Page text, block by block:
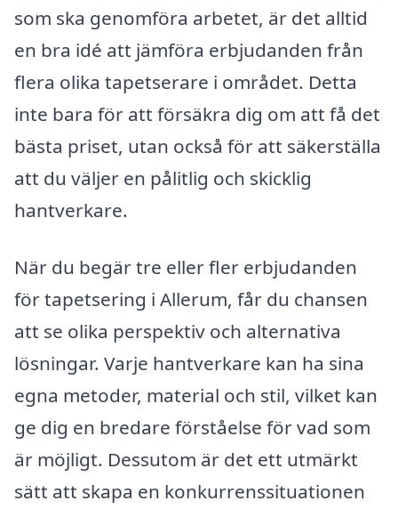
som ska genomföra arbetet, är det alltid
en bra idé att jämföra erbjudanden från
flera olika tapetserare i området. Detta
inte bara för att försäkra dig om att få det
bästa priset, utan också för att säkerställa
att du väljer en pålitlig och skicklig
hantverkare.
När du begär tre eller fler erbjudanden
för tapetsering i Allerum, får du chansen
att se olika perspektiv och alternativa
lösningar. Varje hantverkare kan ha sina
egna metoder, material och stil, vilket kan
ge dig en bredare förståelse för vad som
är möjligt. Dessutom är det ett utmärkt
sätt att skapa en konkurrenssituationen